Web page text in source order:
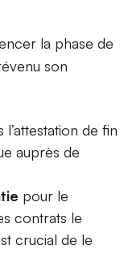
la phase de
son
l’attestation de fin
auprès de
pour le
contrats le
crucial de le